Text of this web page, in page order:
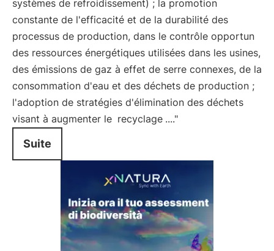
systèmes de refroidissement) ; la promotion
constante de l'efficacité et de la durabilité des
processus de production, dans le contrôle opportun
des ressources énergétiques utilisées dans les usines,
des émissions de gaz à effet de serre connexes, de la
consommation d'eau et des déchets de production ;
l'adoption de stratégies d'élimination des déchets
visant à augmenter le recyclage ...."
Suite